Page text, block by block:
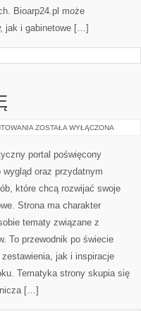
Bioarp24.pl może
jak i gabinetowe […]
STYLIZACJE
OKAZJĘ
ZOSTAŁA WYŁĄCZONA
portal poświęcony
oraz przydatnym
które chcą rozwijać swoje
Strona ma charakter
tematy związane z
To przewodnik po świecie
jak i inspiracje
Tematyka strony skupia się
[…]